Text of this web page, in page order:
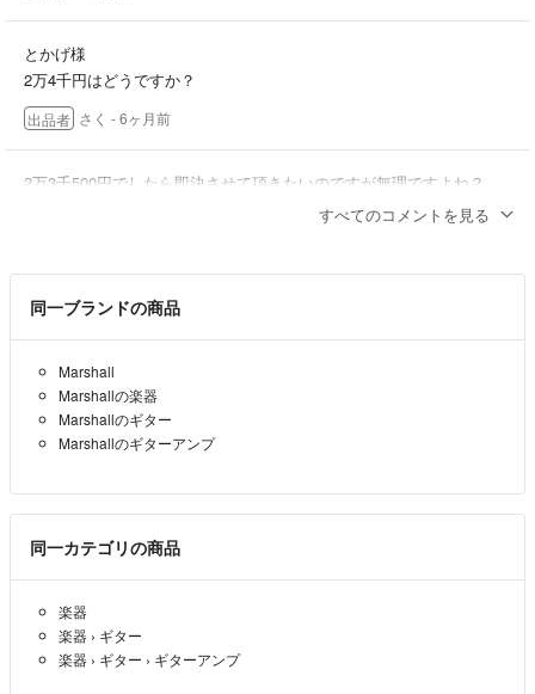
とかげ様
2万4千円はどうですか？
出品者 さく - 6ヶ月前
2万3千500円でしたら即決させて頂きたいのですが無理ですよね？
よろしくお願いいたします。
ありがとうございます。少し考えてみます。
とかげ- 6ヶ月前
とかげ様
はじめまして。コメントありがとうございます。
ご検討よろしくお願いします。
出品者 さく- 6ヶ月前
すべてのコメントを見る
同一ブランドの商品
Marshall
Marshallの楽器
Marshallのギター
Marshallのギターアンプ
同一カテゴリの商品
楽器
楽器 › ギター
楽器 › ギター › ギターアンプ